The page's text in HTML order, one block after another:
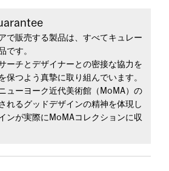
で販売する製品は、すべてキュレー
です。
ーチとデザイナーとの密接な協力を
保つよう真摯に取り組んでいます。
ューヨーク近代美術館（MoMA）の
れるグッドデザインの精神を体現し
ンが実際にMoMAコレクションに収